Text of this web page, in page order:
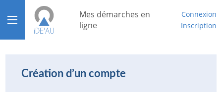
Mes démarches en
ligne
Connexion
Inscription
Ouvrir le menu
Aide
Création d’un compte